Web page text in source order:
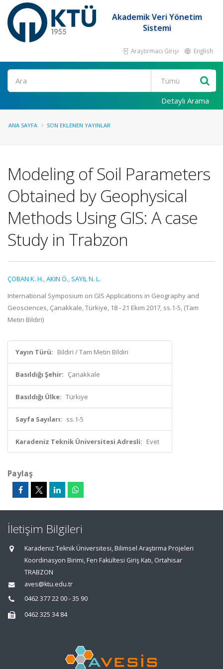
Akademik Veri Yönetim
Sistemi
Araştırmacı Girişi English
Ara
Detaylı Arama
ANA SAYFA SON EKLENEN YAYINLAR
Modeling of Soil Parameters
Obtained by Geophysical
Methods Using GIS: A case
Study in Trabzon
ÇOBAN K. H.,AKIN Ö., SAYIL N. L.
International Symposium on GIS Applications in Geography and
Geosciences, Çanakkale, Türkiye, 18 - 21 Ekim 2017, ss.1-5, (Tam
Metin Bildiri)
Yayın Türü: Bildiri / Tam Metin Bildiri
Basıldığı Şehir: Çanakkale
Basıldığı Ülke: Türkiye
Sayfa Sayıları: ss.1-5
Karadeniz Teknik Üniversitesi Adresli: Evet
Paylaş
İletişim Bilgileri
Karadeniz Teknik Üniversitesi, Bilimsel Araştırma Projeleri
Koordinasyon Birimi, Fen Fakültesi Giriş Katı, Ortahisar
TRABZON
aves@ktu.edu.tr
0462 377 22 00 - 35 90
0462 325 34 84